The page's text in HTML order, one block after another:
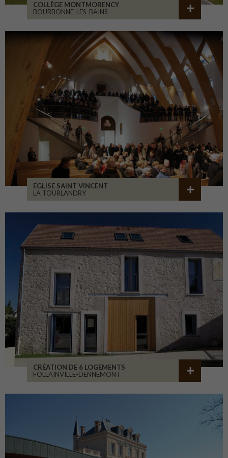
COLLÈGE MONTMORENCY
BOURBONNE-LES-BAINS
EGLISE SAINT VINCENT
LA TOURLANDRY
CRÉATION DE 6 LOGEMENTS
FOLLAINVILLE-DENNEMONT